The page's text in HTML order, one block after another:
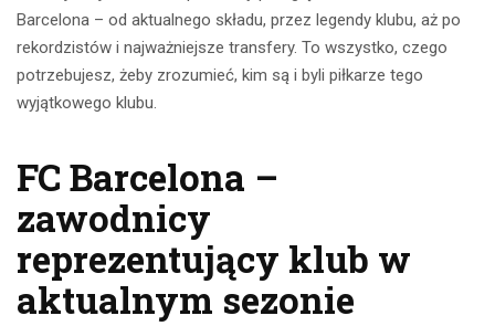
Barcelona – od aktualnego składu, przez legendy klubu, aż po
rekordzistów i najważniejsze transfery. To wszystko, czego
potrzebujesz, żeby zrozumieć, kim są i byli piłkarze tego
wyjątkowego klubu.
FC Barcelona –
zawodnicy
reprezentujący klub w
aktualnym sezonie